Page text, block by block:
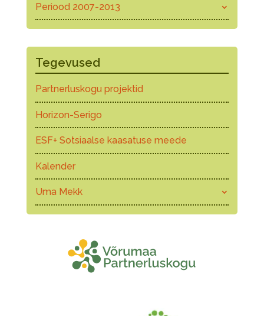
Periood 2007-2013
Tegevused
Partnerluskogu projektid
Horizon-Serigo
ESF+ Sotsiaalse kaasatuse meede
Kalender
Uma Mekk